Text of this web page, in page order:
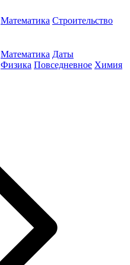
Математика Строительство
Математика Даты
Физика Повседневное Химия